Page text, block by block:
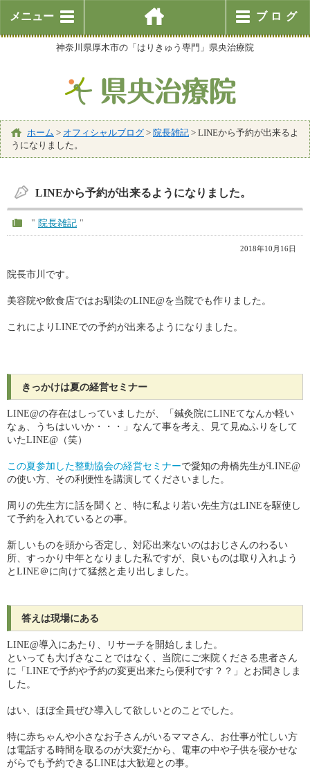
メニュー ブログ
神奈川県厚木市の「はりきゅう専門」県央治療院
ホーム > オフィシャルブログ > 院長雑記 > LINEから予約が出来るよ
うになりました。
LINEから予約が出来るようになりました。
" 院長雑記 "
2018年10月16日
院長市川です。
美容院や飲食店ではお馴染のLINE@を当院でも作りました。
これによりLINEでの予約が出来るようになりました。
きっかけは夏の経営セミナー
LINE@の存在はしっていましたが、「鍼灸院にLINEてなんか軽い
なぁ、うちはいいか・・・」なんて事を考え、見て見ぬふりをして
いたLINE@（笑）
この夏参加した整動協会の経営セミナーで愛知の舟橋先生がLINE@
の使い方、その利便性を講演してくださいました。
周りの先生方に話を聞くと、特に私より若い先生方はLINEを駆使し
て予約を入れているとの事。
新しいものを頭から否定し、対応出来ないのはおじさんのわるい
所、すっかり中年となりました私ですが、良いものは取り入れよう
とLINE＠に向けて猛然と走り出しました。
答えは現場にある
LINE@導入にあたり、リサーチを開始しました。
といっても大げさなことではなく、当院にご来院くださる患者さん
に「LINEで予約や予約の変更出来たら便利です？？」とお聞きしま
した。
はい、ほぼ全員ぜひ導入して欲しいとのことでした。
特に赤ちゃんや小さなお子さんがいるママさん、お仕事が忙しい方
は電話する時間を取るのが大変だから、電車の中や子供を寝かせな
がらでも予約できるLINEは大歓迎との事。